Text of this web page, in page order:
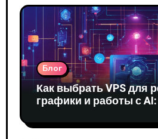
Блог
Как выбрать VPS для
графики и работы с